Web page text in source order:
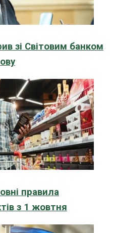
зі Світовим банком
правила
з 1 жовтня